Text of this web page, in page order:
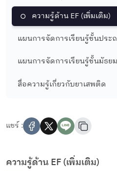
ความรู้ด้าน EF (เพิ่มเติม)
แผนการจัดการเรียนรู้ชั้นประ
แผนการจัดการเรียนรู้ชั้นมัธย
สื่อความรู้เกี่ยวกับยาเสพติด
แชร์ :
ความรู้ด้าน EF (เพิ่มเติม)